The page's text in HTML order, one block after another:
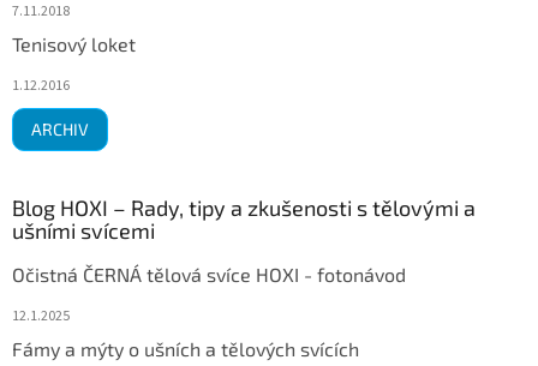
7.11.2018
Tenisový loket
1.12.2016
ARCHIV
Blog HOXI – Rady, tipy a zkušenosti s tělovými a
ušními svícemi
Očistná ČERNÁ tělová svíce HOXI - fotonávod
12.1.2025
Fámy a mýty o ušních a tělových svících